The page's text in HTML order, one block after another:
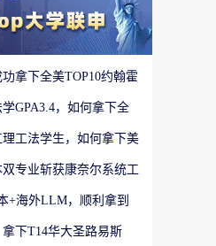
拿下全美TOP10约翰霍
学GPA3.4，如何拿下全
工法学生，如何拿下美
专业斩获康奈尔系统工
+海外LLM，顺利拿到
下T14华大圣路易斯